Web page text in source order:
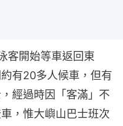
客開始等車返回東
有20多人候車，但有
經過時因「客滿」不
，惟大嶼山巴士班次